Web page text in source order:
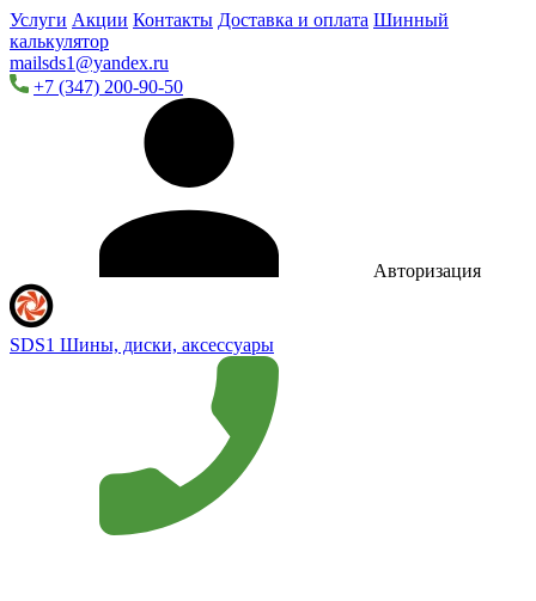
Услуги Акции Контакты Доставка и оплата Шинный
калькулятор
mailsds1@yandex.ru
+7 (347) 200-90-50
Авторизация
SDS1 Шины, диски, аксессуары